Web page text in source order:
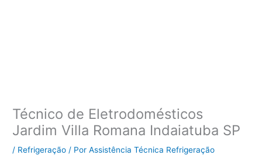
Técnico de Eletrodomésticos
Jardim Villa Romana Indaiatuba SP
/ Refrigeração / PorAssistência Técnica Refrigeração